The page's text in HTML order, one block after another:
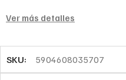
Ver más detalles
SKU: 5904608035707